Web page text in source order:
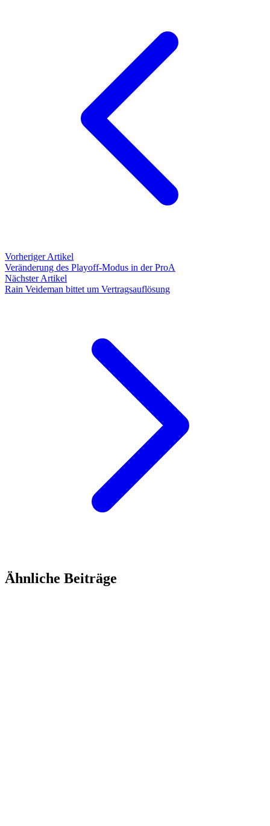
Vorheriger Artikel
Veränderung des Playoff-Modus in der ProA
Nächster Artikel
Rain Veideman bittet um Vertragsauflösung
Ähnliche Beiträge